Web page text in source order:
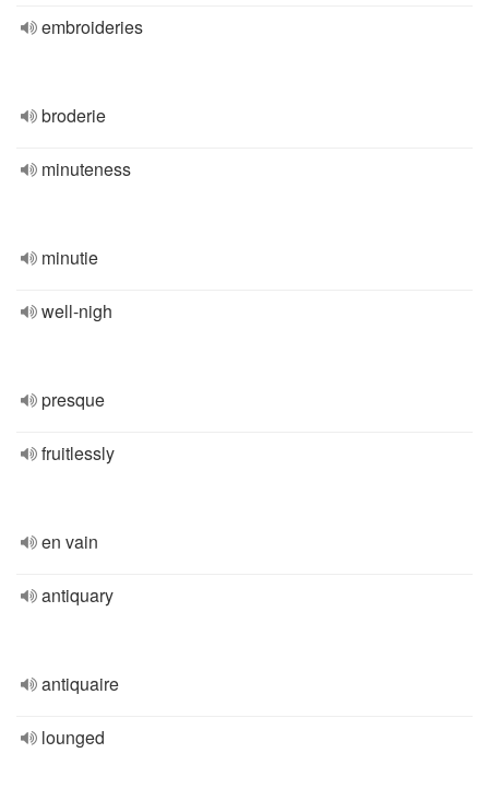
embroideries
broderie
minuteness
minutie
well-nigh
presque
fruitlessly
en vain
antiquary
antiquaire
lounged